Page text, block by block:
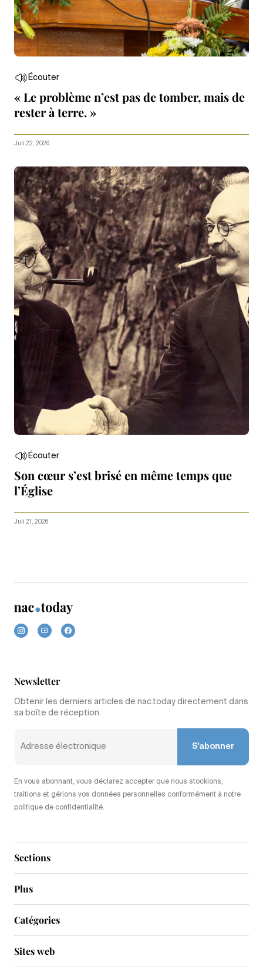
Écouter
« Le problème n’est pas de tomber, mais de
rester à terre. »
Juli 22, 2026
Écouter
Son cœur s’est brisé en même temps que
l’Église
Juli 21, 2026
Sections
Plus
Newsletter
Obtenir les derniers articles de nac.today directement dans
sa boîte de réception.
S'abonner
En vous abonnant, vous déclarez accepter que nous stockions,
traitions et gérions vos données personnelles conformément à notre
politique de confidentialité.
Catégories
Sites web